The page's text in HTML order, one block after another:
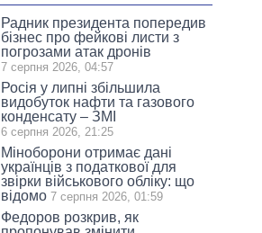
Радник президента попередив
бізнес про фейкові листи з
погрозами атак дронів
7 серпня 2026, 04:57
Росія у липні збільшила
видобуток нафти та газового
конденсату – ЗМІ
6 серпня 2026, 21:25
Міноборони отримає дані
українців з податкової для
звірки військового обліку: що
відомо 7 серпня 2026, 01:59
Федоров розкрив, як